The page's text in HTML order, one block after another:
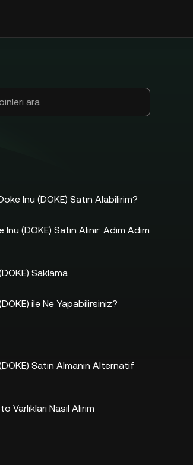
Inu (DOKE) Satın Alabilirim?
Inu (DOKE) Satın Alınır: Adım Adım
Saklama
ile Ne Yapabilirsiniz?
Satın Almanın Alternatif
Varlıkları Nasıl Alırım